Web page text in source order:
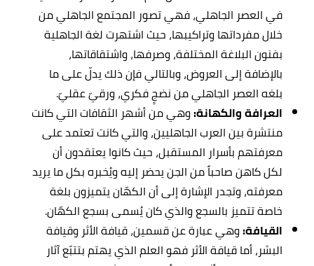
في العصر الجاهلي، فهي تصور المجتمع الجاهلي من
خلال مفرداتها وتراكيبها، حيث اشتهرت لغة الجاهلية
بفنون البلاغة المختلفة، وصرفها، واشتقاقاتها،
بالإضافة إلى العروض، وبالتالي فإن ذلك يدلّ على ما
بلغه العصر الجاهلي من نضجٍ فكري، ورقيّ عقليّ.
العرافة والكهانة:وهي من أشهر الثقافات التي كانت
منتشرة بين العرب الجاهليين، والتي كانت تعتمد على
معرفتهم بأسرار المستقبل، حيث كانوا يعتقدون أن
لكل كاهن صاحباً من الجن يحضر إليه ويُخبره بكل ما يريد
معرفته، وتجدر الإشارة إلى أن الكهّان يتميزون بلغة
خاصة تتميز بالسجع والذي كان يُسمى بسجع الكهّان.
القيافة:وهي عبارة عن قسمين، قيافة الأثر وقيافة
البشر، أما قيافة الأثر فهو العلم الذي يهتم بتتبّع آثار